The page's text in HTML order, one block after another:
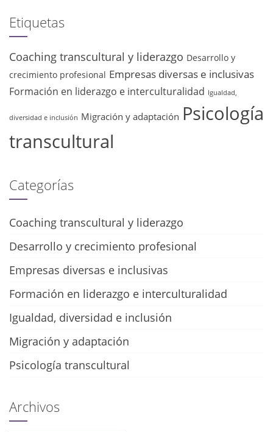
Etiquetas
Coaching transcultural y liderazgo Desarrollo y
crecimiento profesional Empresas diversas e inclusivas
Formación en liderazgo e interculturalidad Igualdad,
diversidad e inclusión Migración y adaptación Psicología
transcultural
Categorías
Coaching transcultural y liderazgo
Desarrollo y crecimiento profesional
Empresas diversas e inclusivas
Formación en liderazgo e interculturalidad
Igualdad, diversidad e inclusión
Migración y adaptación
Psicología transcultural
Archivos